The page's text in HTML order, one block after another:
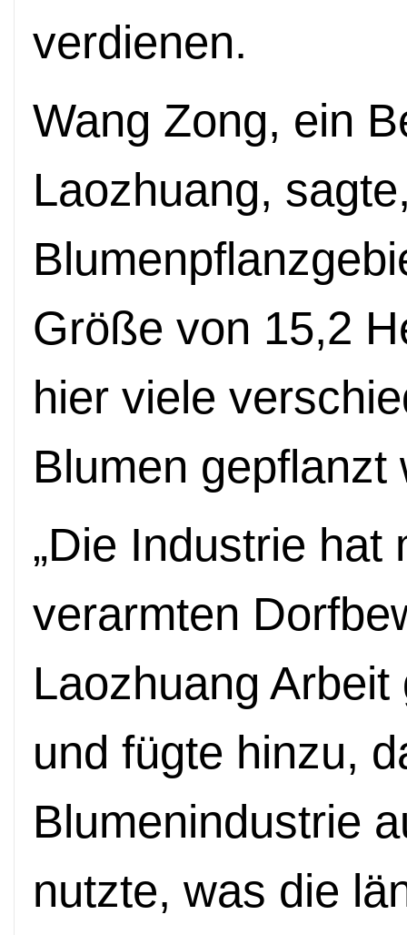
verdienen.
Wang Zong, ein
Laozhuang,
Größe von 15,2
hier viele
Blumen gepflanzt
„Die Industrie hat
verarmten
Laozhuang Arbeit
und fügte hinzu,
Blumenindustrie
nutzte, was die